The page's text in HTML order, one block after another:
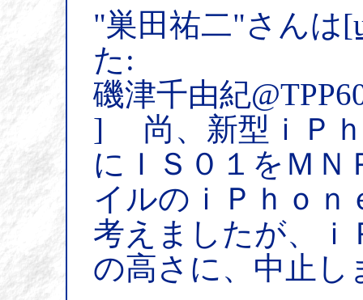
"巣田祐二"さんは
た:
磯津千由紀
] 尚、新型ｉＰｈ
にＩＳ０１をＭ
イルのｉＰｈｏｎ
考えましたが、ｉ
の高さに、中止し